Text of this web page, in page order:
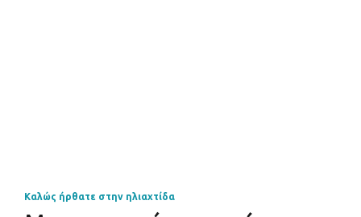
Καλώς ήρθατε στην ηλιαχτίδα